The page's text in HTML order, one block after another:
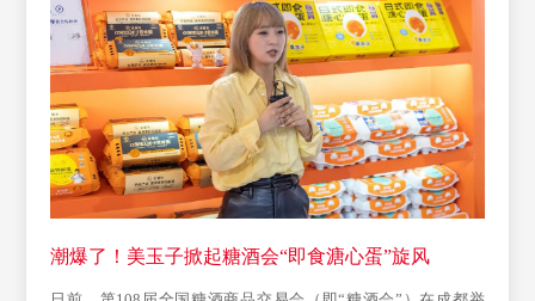
潮爆了！美玉子掀起糖酒会“即食溏心蛋”旋风